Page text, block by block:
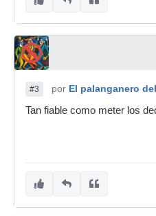
#3 por El palanganero
Tan fiable como meter los